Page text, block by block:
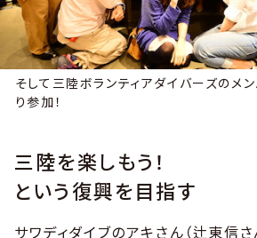
そして三陸ボランティアダイバーズのメ
り参加！
三陸を楽しもう！
という復興を目指す
サワディダイブのアキさん（辻東信さ